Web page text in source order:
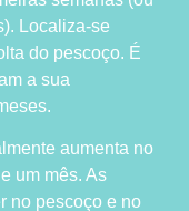
Localiza-se
do pescoço. É
a sua
aumenta no
um mês. As
no pescoço e no